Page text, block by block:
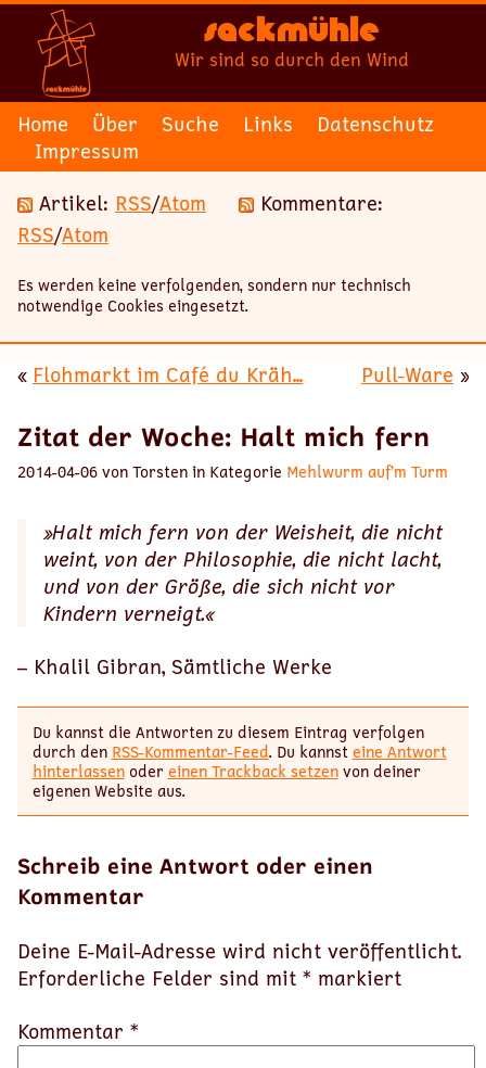
Sackmühle
Wir sind so durch den Wind
Home Über Suche Links
Datenschutz
Impressum
Artikel: RSS/Atom
Kommentare:
RSS/Atom
Es werden keine verfolgenden, sondern nur technisch
notwendige Cookies eingesetzt.
« Flohmarkt im Café du Kräh... Pull-Ware »
Zitat der Woche: Halt mich fern
2014-04-06 von Torsten in Kategorie Mehlwurm auf’m Turm
»Halt mich fern von der Weisheit, die nicht
weint, von der Philosophie, die nicht lacht,
und von der Größe, die sich nicht vor
Kindern verneigt.«
– Khalil Gibran, Sämtliche Werke
Du kannst die Antworten zu diesem Eintrag verfolgen
durch den RSS-Kommentar-Feed. Du kannsteine Antwort
hinterlassenodereinen Trackback setzenvon deiner
eigenen Website aus.
Schreib eine Antwort oder einen
Kommentar
Deine E-Mail-Adresse wird nicht veröffentlicht.
Erforderliche Felder sind mit * markiert
Kommentar *